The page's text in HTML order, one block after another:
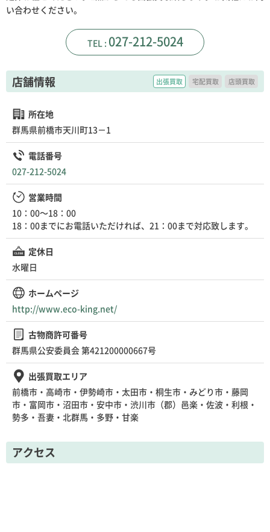
い合わせください。
027-212-5024
店舗情報 出張買取 宅配買取 店頭買取
所在地
群馬県前橋市天川町13－1
電話番号
027-212-5024
営業時間
10：00～18：00
18：00までにお電話いただければ、21：00まで対応致します。
定休日
水曜日
ホームページ
http://www.eco-king.net/
古物商許可番号
群馬県公安委員会 第421200000667号
出張買取エリア
前橋市・高崎市・伊勢崎市・太田市・桐生市・みどり市・藤岡
市・富岡市・沼田市・安中市・渋川市（郡）邑楽・佐波・利根・
勢多・吾妻・北群馬・多野・甘楽
アクセス